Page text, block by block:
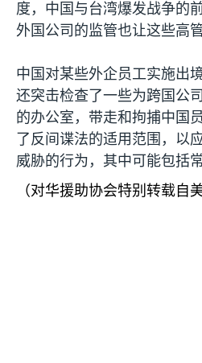
度，中国与台湾爆发战争的
外国公司的监管也让这些高
中国对某些外企员工实施出
还突击检查了一些为跨国公
的办公室，带走和拘捕中国
了反间谍法的适用范围，以
威胁的行为，其中可能包括
（对华援助协会特别转载自